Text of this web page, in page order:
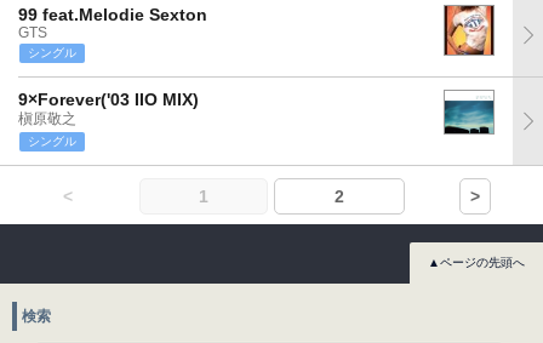
99 feat.Melodie Sexton
GTS
シングル
9×Forever('03 IIO MIX)
槇原敬之
シングル
< 1 2 >
▲ページの先頭へ
検索